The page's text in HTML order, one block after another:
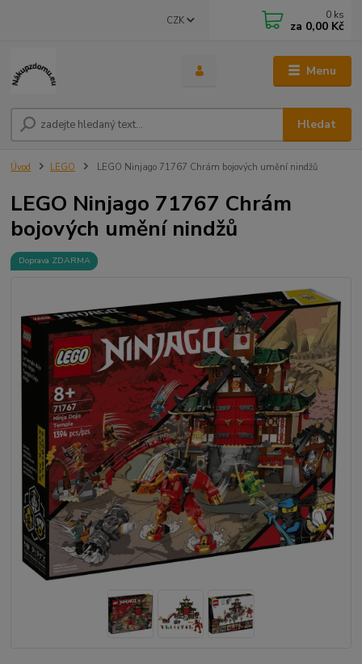
Menu
CZK
Hledat
0 ks
za 0,00 Kč
Úvod LEGO LEGO Ninjago 71767 Chrám bojových umění nindžů
LEGO Ninjago 71767 Chrám
bojových umění nindžů
Doprava ZDARMA